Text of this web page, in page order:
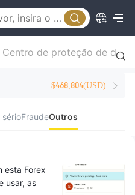
Centro de proteção de
$468,804(USD)
sérioFraudeOutros
esta Forex
usar, as